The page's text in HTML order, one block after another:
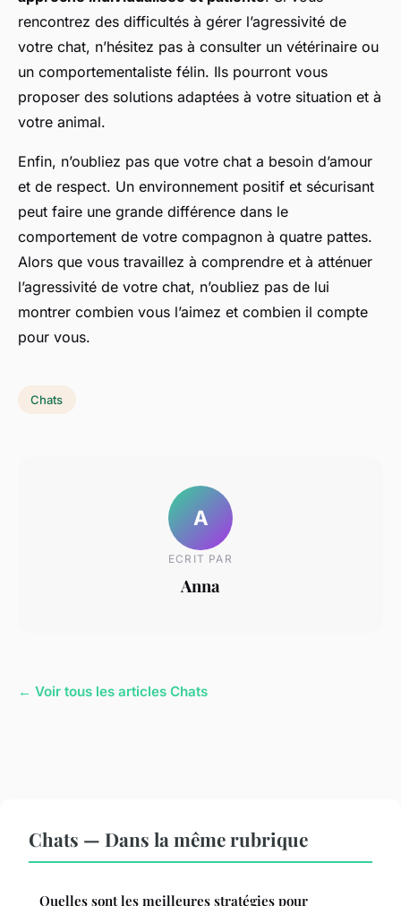
rencontrez des difficultés à gérer l’agressivité de
votre chat, n’hésitez pas à consulter un vétérinaire ou
un comportementaliste félin. Ils pourront vous
proposer des solutions adaptées à votre situation et à
votre animal.
Enfin, n’oubliez pas que votre chat a besoin d’amour
et de respect. Un environnement positif et sécurisant
peut faire une grande différence dans le
comportement de votre compagnon à quatre pattes.
Alors que vous travaillez à comprendre et à atténuer
l’agressivité de votre chat, n’oubliez pas de lui
montrer combien vous l’aimez et combien il compte
pour vous.
Chats
A
ECRIT PAR
Anna
← Voir tous les articles Chats
Chats — Dans la même rubrique
Quelles sont les meilleures stratégies pour